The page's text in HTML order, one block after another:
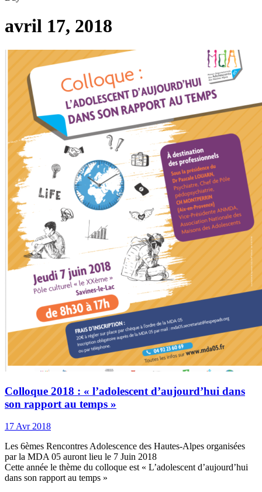
avril 17, 2018
Colloque 2018 : « l’adolescent d’aujourd’hui dans
son rapport au temps »
17 Avr 2018
Les 6èmes Rencontres Adolescence des Hautes-Alpes organisées
par la MDA 05 auront lieu le 7 Juin 2018
Cette année le thème du colloque est « L’adolescent d’aujourd’hui
dans son rapport au temps »